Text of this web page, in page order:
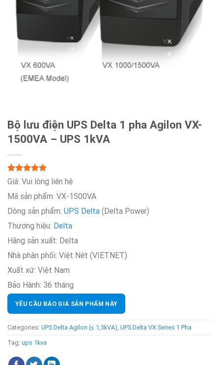
Bộ lưu điện UPS Delta 1 pha Agilon VX-
1500VA – UPS 1kVA
Rated5.00
based on
2
ratings
Giá: Vui lòng liên hệ
Mã sản phẩm: VX-1500VA
Dòng sản phẩm: UPS Delta (Delta Power)
Thương hiệu: Delta
Hãng sản xuất: Delta
Nhà phân phối: Việt Nét (VIETNET)
Xuất xứ: Việt Nam
Bảo Hành: 36 tháng
YÊU CẦU BÁO GIÁ SẢN PHẨM NÀY
Categories: UPS Delta Agilon (≤ 1,5kVA), UPS Delta VX Series 1 Pha
Tag: ups 1kva